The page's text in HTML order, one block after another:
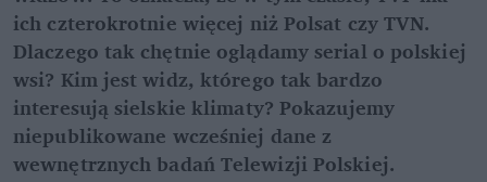
ich czterokrotnie więcej niż Polsat czy TVN.
Dlaczego tak chętnie oglądamy serial o polskiej
wsi? Kim jest widz, którego tak bardzo
interesują sielskie klimaty? Pokazujemy
niepublikowane wcześniej dane z
wewnętrznych badań Telewizji Polskiej.